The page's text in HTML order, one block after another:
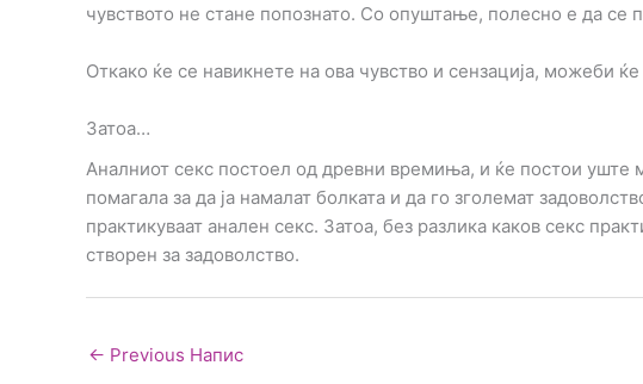
чувството не стане попознато. Со опуштање, полесно е да се
Откако ќе се навикнете на ова чувство и сензација, можеби
Затоа…
Аналниот секс постоел од древни времиња, и ќе постои
помагала за да ја намалат болката и да го зголемат
практикуваат анален секс. Затоа, без разлика каков секс
створен за задоволство.
← Previous Напис